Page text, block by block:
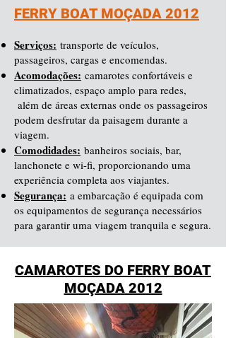
FERRY BOAT MOÇADA 2012
Serviços: transporte de veículos,
passageiros, cargas e encomendas.
Acomodações: camarotes confortáveis e
climatizados, espaço amplo para redes,
além de áreas externas onde os passageiros
podem desfrutar da paisagem durante a
viagem.
Comodidades: banheiros sociais, bar,
lanchonete e wi-fi, proporcionando uma
experiência completa aos viajantes.
Segurança: a embarcação é equipada com
os equipamentos de segurança necessários
para garantir uma viagem tranquila e segura.
CAMAROTES DO FERRY BOAT
MOÇADA 2012